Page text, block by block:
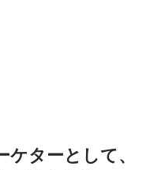
ターとして、